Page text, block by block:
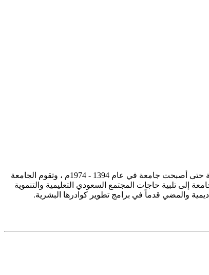
تأسست جامعة الإمام محمد بن سعود الإسلامية ممثلة في كلية الشريعة في سنة 1373هـ 1953م، وتطورت منذ ذلك الحين بصورة جذرية حتى أصبحت جامعة في عام 1394 - 1974م ، وتقوم الجامعة
إلى تلبية حاجات المجتمع السعودي التعليمية والتنموية
والمضي قدماً في برامج تطوير كوادرها البشرية.